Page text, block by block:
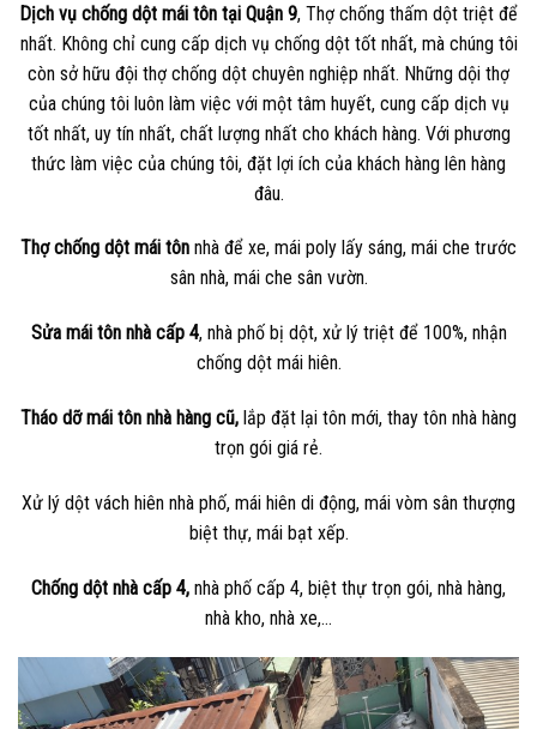
Dịch vụ chống dột mái tôn tại Quận 9, Thợ chống thấm dột triệt để
nhất. Không chỉ cung cấp dịch vụ chống dột tốt nhất, mà chúng tôi
còn sở hữu đội thợ chống dột chuyên nghiệp nhất. Những dội thợ
của chúng tôi luôn làm việc với một tâm huyết, cung cấp dịch vụ
tốt nhất, uy tín nhất, chất lượng nhất cho khách hàng. Với phương
thức làm việc của chúng tôi, đặt lợi ích của khách hàng lên hàng
đâu.
Thợ chống dột mái tôn nhà để xe, mái poly lấy sáng, mái che trước
sân nhà, mái che sân vườn.
Sửa mái tôn nhà cấp 4, nhà phố bị dột, xử lý triệt để 100%, nhận
chống dột mái hiên.
Tháo dỡ mái tôn nhà hàng cũ, lắp đặt lại tôn mới, thay tôn nhà hàng
trọn gói giá rẻ.
Xử lý dột vách hiên nhà phố, mái hiên di động, mái vòm sân thượng
biệt thự, mái bạt xếp.
Chống dột nhà cấp 4, nhà phố cấp 4, biệt thự trọn gói, nhà hàng,
nhà kho, nhà xe,…